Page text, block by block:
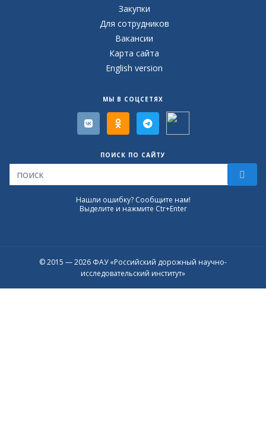
Закупки
Для сотрудников
Вакансии
Карта сайта
English version
МЫ В СОЦСЕТЯХ
ПОИСК ПО САЙТУ
Нашли ошибку? Сообщите нам!
Выделите и нажмите Ctr+Enter
© 2015 — 2026 ФАУ «Российский дорожный научно-
исследовательский институт»